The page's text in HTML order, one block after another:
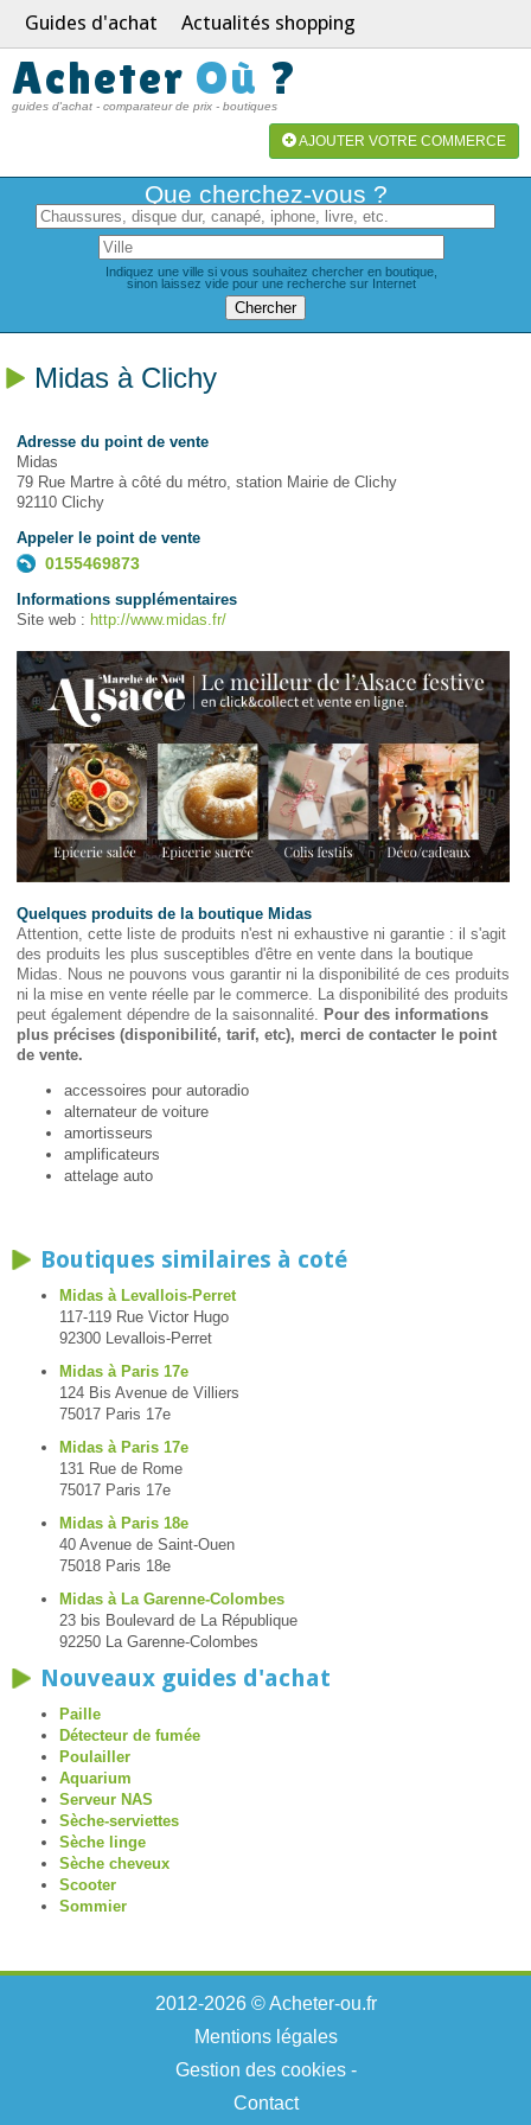
Guides d'achat Actualités shopping
Acheter Où ?
guides d'achat - comparateur de prix - boutiques
AJOUTER VOTRE COMMERCE
Que cherchez-vous ?
Indiquez une ville si vous souhaitez chercher en boutique,
sinon laissez vide pour une recherche sur Internet
Midas à Clichy
Adresse du point de vente
Midas
79 Rue Martre à côté du métro, station Mairie de Clichy
92110 Clichy
Appeler le point de vente
0155469873
Informations supplémentaires
Site web : http://www.midas.fr/
Quelques produits de la boutique Midas
Attention, cette liste de produits n'est ni exhaustive ni garantie : il s'agit
des produits les plus susceptibles d'être en vente dans la boutique
Midas. Nous ne pouvons vous garantir ni la disponibilité de ces produits
ni la mise en vente réelle par le commerce. La disponibilité des produits
peut également dépendre de la saisonnalité. Pour des informations
plus précises (disponibilité, tarif, etc), merci de contacter le point
de vente.
accessoires pour autoradio
alternateur de voiture
amortisseurs
amplificateurs
attelage auto
Boutiques similaires à coté
Midas à Levallois-Perret
117-119 Rue Victor Hugo
92300 Levallois-Perret
Midas à Paris 17e
124 Bis Avenue de Villiers
75017 Paris 17e
Midas à Paris 17e
131 Rue de Rome
75017 Paris 17e
Midas à Paris 18e
40 Avenue de Saint-Ouen
75018 Paris 18e
Midas à La Garenne-Colombes
23 bis Boulevard de La République
92250 La Garenne-Colombes
Nouveaux guides d'achat
Paille
Détecteur de fumée
Poulailler
Aquarium
Serveur NAS
Sèche-serviettes
Sèche linge
Sèche cheveux
Scooter
Sommier
2012-2026 © Acheter-ou.fr
Mentions légales
Gestion des cookies-
Contact